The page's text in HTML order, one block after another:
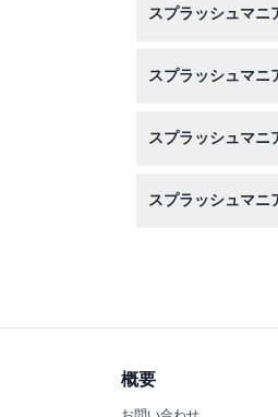
スプラッシュマニ
スプラッシュマニ
スプラッシュマニ
スプラッシュマニ
概要